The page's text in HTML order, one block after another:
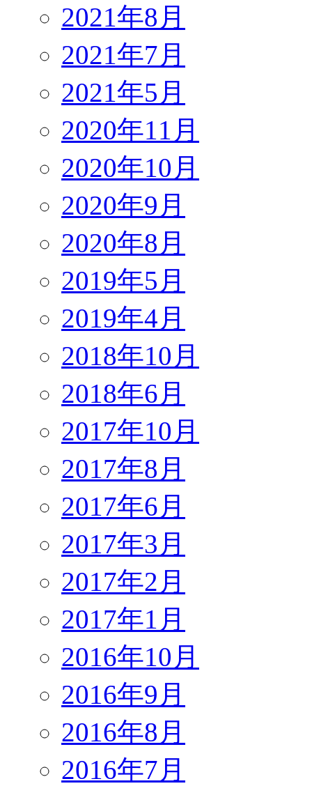
2021年8月
2021年7月
2021年5月
2020年11月
2020年10月
2020年9月
2020年8月
2019年5月
2019年4月
2018年10月
2018年6月
2017年10月
2017年8月
2017年6月
2017年3月
2017年2月
2017年1月
2016年10月
2016年9月
2016年8月
2016年7月